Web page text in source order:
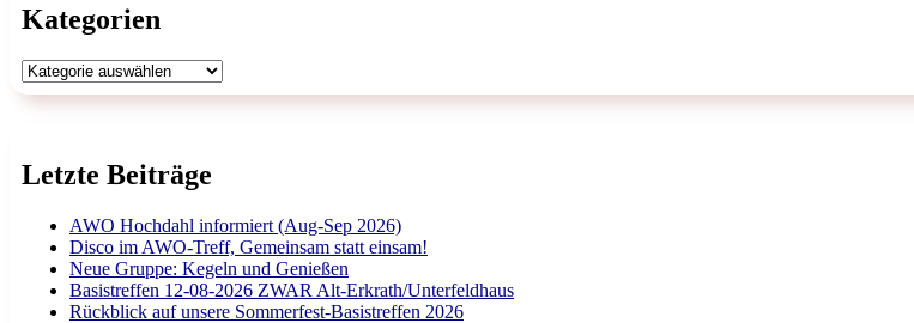
Kategorien
Kategorien
Letzte Beiträge
AWO Hochdahl informiert (Aug-Sep 2026)
Disco im AWO-Treff, Gemeinsam statt einsam!
Neue Gruppe: Kegeln und Genießen
Basistreffen 12-08-2026 ZWAR Alt-Erkrath/Unterfeldhaus
Rückblick auf unsere Sommerfest-Basistreffen 2026